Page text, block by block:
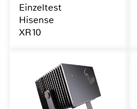
Einzeltest
Hisense
XR10